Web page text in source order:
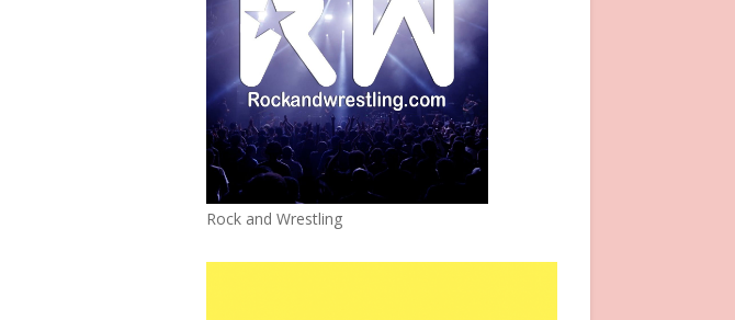
Rock and Wrestling